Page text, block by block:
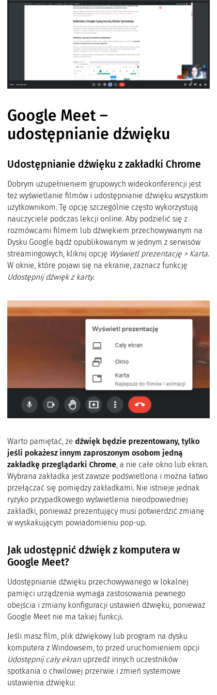
Google Meet –
udostępnianie dźwięku
Udostępnianie dźwięku z zakładki Chrome
Dobrym uzupełnieniem grupowych wideokonferencji jest
też wyświetlanie filmów i udostępnianie dźwięku wszystkim
użytkownikom. Tę opcję szczególnie często wykorzystują
nauczyciele podczas lekcji online. Aby podzielić się z
rozmówcami filmem lub dźwiękiem przechowywanym na
Dysku Google bądź opublikowanym w jednym z serwisów
streamingowych, kliknij opcję Wyświetl prezentację > Karta.
W oknie, które pojawi się na ekranie, zaznacz funkcję
Udostępnij dźwięk z karty.
Warto pamiętać, że dźwięk będzie prezentowany, tylko
jeśli pokażesz innym zaproszonym osobom jedną
zakładkę przeglądarki Chrome , a nie całe okno lub ekran.
Wybrana zakładka jest zawsze podświetlona i można łatwo
przełączać się pomiędzy zakładkami. Nie istnieje jednak
ryzyko przypadkowego wyświetlenia nieodpowiedniej
zakładki, ponieważ prezentujący musi potwierdzić zmianę
w wyskakującym powiadomieniu pop-up.
Jak udostępnić dźwięk z komputera w
Google Meet?
Udostępnianie dźwięku przechowywanego w lokalnej
pamięci urządzenia wymaga zastosowania pewnego
obejścia i zmiany konfiguracji ustawień dźwięku, ponieważ
Google Meet nie ma takiej funkcji.
Jeśli masz film, plik dźwiękowy lub program na dysku
komputera z Windowsem, to przed uruchomieniem opcji
Udostępnij cały ekranuprzedź innych uczestników
spotkania o chwilowej przerwie i zmień systemowe
ustawienia dźwięku: